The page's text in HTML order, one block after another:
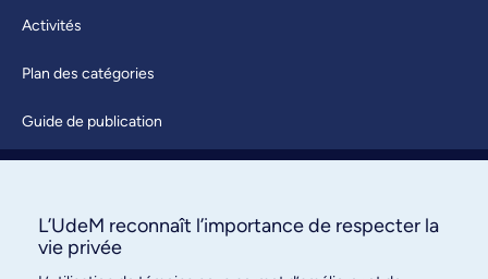
Activités
Plan des catégories
Guide de publication
À propos / Nous joindre
L’UdeM reconnaît l’importance de respecter la
vie privée